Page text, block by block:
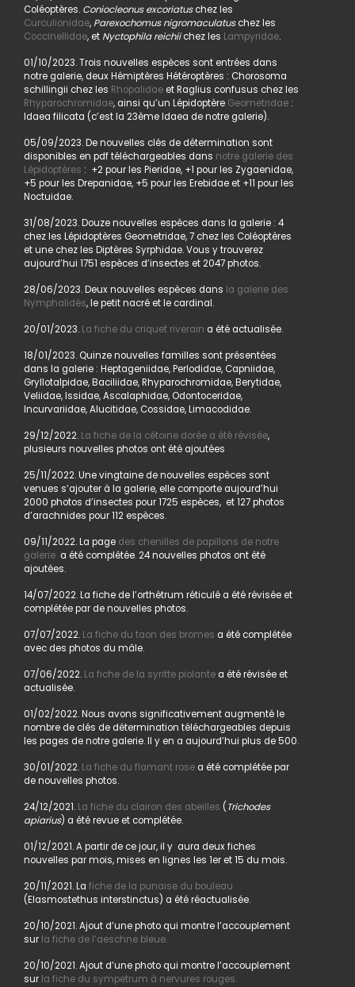
Coléoptères. Coniocleonus excoriatuschez les
Curculionidae, Parexochomus nigromaculatuschez les
Coccinellidae, et Nyctophila reichiichez les Lampyridae.
01/10/2023. Trois nouvelles espèces sont entrées dans
notre galerie, deux Hémiptères Hétéroptères : Chorosoma
schillingii chez les Rhopalidaeet Raglius confusus chez les
Rhyparochromidae, ainsi qu’un Lépidoptère Geometridae:
Idaea filicata (c’est la 23ème Idaea de notre galerie).
05/09/2023. De nouvelles clés de détermination sont
disponibles en pdf téléchargeables dans notre galerie des
Lépidoptères : +2 pour les Pieridae, +1 pour les Zygaenidae,
+5 pour les Drepanidae, +5 pour les Erebidae et +11 pour les
Noctuidae.
31/08/2023. Douze nouvelles espèces dans la galerie : 4
chez les Lépidoptères Geometridae, 7 chez les Coléoptères
et une chez les Diptères Syrphidae. Vous y trouverez
aujourd’hui 1751 espèces d’insectes et 2047 photos.
28/06/2023. Deux nouvelles espèces dans la galerie des
Nymphalidés, le petit nacré et le cardinal.
20/01/2023. La fiche du criquet riverain a été actualisée.
18/01/2023. Quinze nouvelles familles sont présentées
dans la galerie : Heptageniidae, Perlodidae, Capniidae,
Gryllotalpidae, Baciliidae, Rhyparochromidae, Berytidae,
Veliidae, Issidae, Ascalaphidae, Odontoceridae,
Incurvariidae, Alucitidae, Cossidae, Limacodidae.
29/12/2022. La fiche de la cétoine dorée a été révisée,
plusieurs nouvelles photos ont été ajoutées
25/11/2022. Une vingtaine de nouvelles espèces sont
venues s’ajouter à la galerie, elle comporte aujourd’hui
2000 photos d’insectes pour 1725 espèces, et 127 photos
d’arachnides pour 112 espèces.
09/11/2022. La page des chenilles de papillons de notre
galerie a été complétée. 24 nouvelles photos ont été
ajoutées.
14/07/2022. La fiche de l’orthétrum réticulé a été révisée et
complétée par de nouvelles photos.
07/07/2022. La fiche du taon des bromes a été complétée
avec des photos du mâle.
07/06/2022. La fiche de la syritte piolantea été révisée et
actualisée.
01/02/2022. Nous avons significativement augmenté le
nombre de clés de détermination téléchargeables depuis
les pages de notre galerie. Il y en a aujourd’hui plus de 500.
30/01/2022. La fiche du flamant rosea été complétée par
de nouvelles photos.
24/12/2021. La fiche du clairon des abeilles ( Trichodes
apiarius) a été revue et complétée.
01/12/2021. A partir de ce jour, il y aura deux fiches
nouvelles par mois, mises en lignes les 1er et 15 du mois.
20/11/2021. La fiche de la punaise du bouleau
(Elasmostethus interstinctus) a été réactualisée.
20/10/2021. Ajout d’une photo qui montre l’accouplement
sur la fiche de l’aeschne bleue.
20/10/2021. Ajout d’une photo qui montre l’accouplement
sur la fiche du sympetrum à nervures rouges.